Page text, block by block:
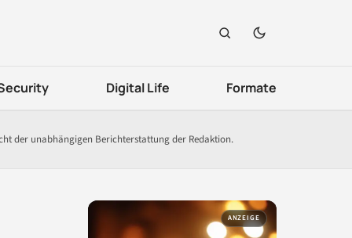
Digital Life Formate
der unabhängigen Berichterstattung der Redaktion.
ANZEIGE